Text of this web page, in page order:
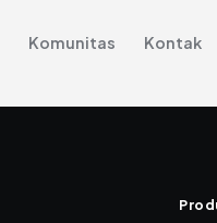
Komunitas Kontak